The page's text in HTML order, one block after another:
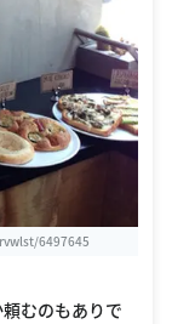
6497645
むのもありで